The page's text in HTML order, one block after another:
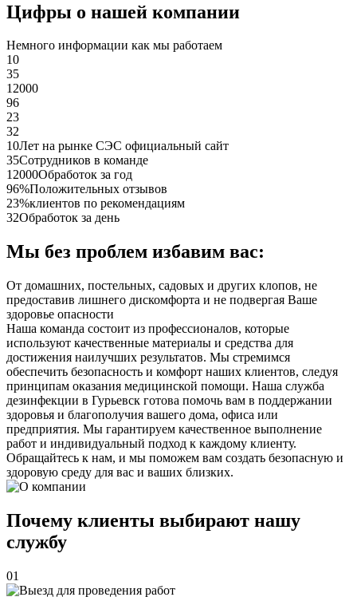
Цифры о нашей компании
Немного информации как мы работаем
10
35
12000
96
23
32
10Лет на рынке СЭС официальный сайт
35Сотрудников в команде
12000Обработок за год
96%Положительных отзывов
23%клиентов по рекомендациям
32Обработок за день
Мы без проблем избавим вас:
От домашних, постельных, садовых и других клопов, не
предоставив лишнего дискомфорта и не подвергая Ваше
здоровье опасности
Наша команда состоит из профессионалов, которые
используют качественные материалы и средства для
достижения наилучших результатов. Мы стремимся
обеспечить безопасность и комфорт наших клиентов, следуя
принципам оказания медицинской помощи. Наша служба
дезинфекции в Гурьевск готова помочь вам в поддержании
здоровья и благополучия вашего дома, офиса или
предприятия. Мы гарантируем качественное выполнение
работ и индивидуальный подход к каждому клиенту.
Обращайтесь к нам, и мы поможем вам создать безопасную и
здоровую среду для вас и ваших близких.
Почему клиенты выбирают нашу
службу
01